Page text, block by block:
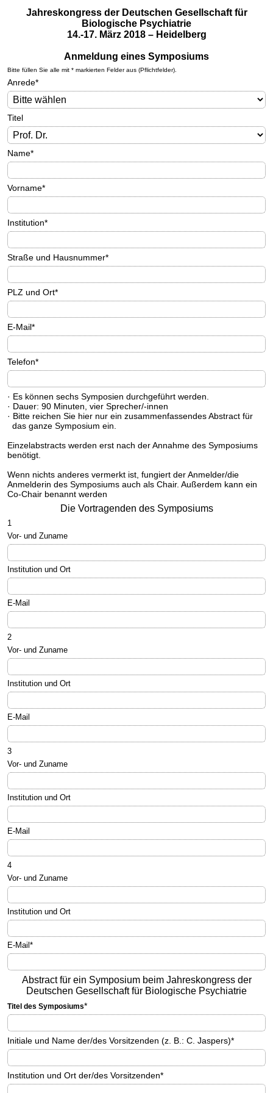
Jahreskongress der Deutschen Gesellschaft für
Biologische Psychiatrie
14.-17. März 2018 – Heidelberg
Anmeldung eines Symposiums
Bitte füllen Sie alle mit * markierten Felder aus (Pflichtfelder).
Anrede*
Titel
Name*
Vorname*
Institution*
Straße und Hausnummer*
PLZ und Ort*
E-Mail*
Telefon*
· Es können sechs Symposien durchgeführt werden.
· Dauer: 90 Minuten, vier Sprecher/-innen
· Bitte reichen Sie hier nur ein zusammenfassendes Abstract für
das ganze Symposium ein.
Einzelabstracts werden erst nach der Annahme des Symposiums
benötigt.
Wenn nichts anderes vermerkt ist, fungiert der Anmelder/die
Anmelderin des Symposiums auch als Chair. Außerdem kann ein
Co-Chair benannt werden
Die Vortragenden des Symposiums
1
Vor- und Zuname
Institution und Ort
E-Mail
2
Vor- und Zuname
Institution und Ort
E-Mail
3
Vor- und Zuname
Institution und Ort
E-Mail
4
Vor- und Zuname
Institution und Ort
E-Mail *
Abstract für ein Symposium beim Jahreskongress der
Deutschen Gesellschaft für Biologische Psychiatrie
Titel des Symposiums*
Initiale und Name der/des Vorsitzenden (z. B.: C. Jaspers)*
Institution und Ort der/des Vorsitzenden*